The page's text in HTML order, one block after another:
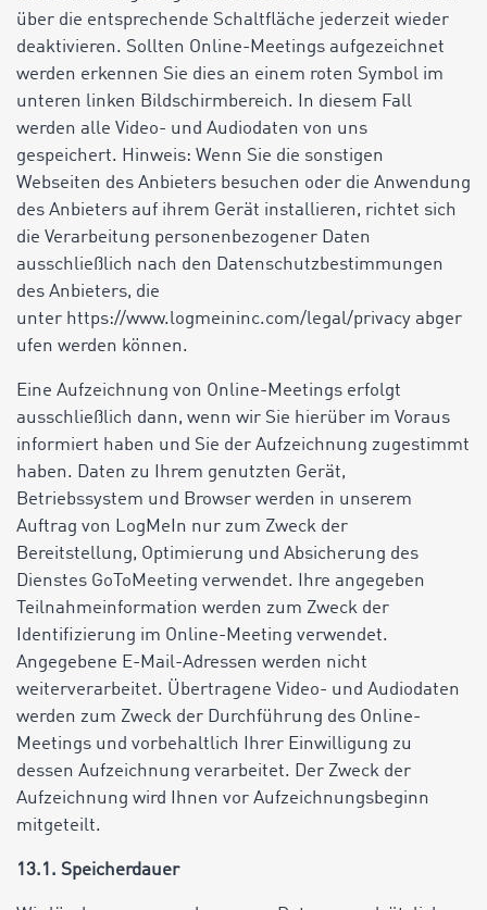
über die entsprechende Schaltfläche jederzeit wieder
deaktivieren. Sollten Online-Meetings aufgezeichnet
werden erkennen Sie dies an einem roten Symbol im
unteren linken Bildschirmbereich. In diesem Fall
werden alle Video- und Audiodaten von uns
gespeichert. Hinweis: Wenn Sie die sonstigen
Webseiten des Anbieters besuchen oder die Anwendung
des Anbieters auf ihrem Gerät installieren, richtet sich
die Verarbeitung personenbezogener Daten
ausschließlich nach den Datenschutzbestimmungen
des Anbieters, die
unter https://www.logmeininc.com/legal/privacy abger
ufen werden können.
Eine Aufzeichnung von Online-Meetings erfolgt
ausschließlich dann, wenn wir Sie hierüber im Voraus
informiert haben und Sie der Aufzeichnung zugestimmt
haben. Daten zu Ihrem genutzten Gerät,
Betriebssystem und Browser werden in unserem
Auftrag von LogMeIn nur zum Zweck der
Bereitstellung, Optimierung und Absicherung des
Dienstes GoToMeeting verwendet. Ihre angegeben
Teilnahmeinformation werden zum Zweck der
Identifizierung im Online-Meeting verwendet.
Angegebene E-Mail-Adressen werden nicht
weiterverarbeitet. Übertragene Video- und Audiodaten
werden zum Zweck der Durchführung des Online-
Meetings und vorbehaltlich Ihrer Einwilligung zu
dessen Aufzeichnung verarbeitet. Der Zweck der
Aufzeichnung wird Ihnen vor Aufzeichnungsbeginn
mitgeteilt.
13.1. Speicherdauer